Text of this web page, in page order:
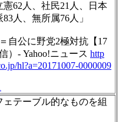
憲62人、社民21人、日本
人、無所属76人」
自公に野党2極対抗【17
）- Yahoo!ニュース http
hl?a=20171007-0000009
ェテーブル的なものを組